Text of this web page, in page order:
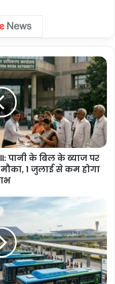
पानी के बिल के ब्याज पर
1 जुलाई से कम होगा